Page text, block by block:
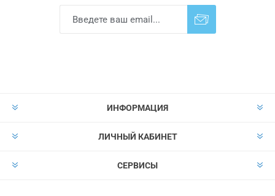
ИНФОРМАЦИЯ
ЛИЧНЫЙ КАБИНЕТ
СЕРВИСЫ